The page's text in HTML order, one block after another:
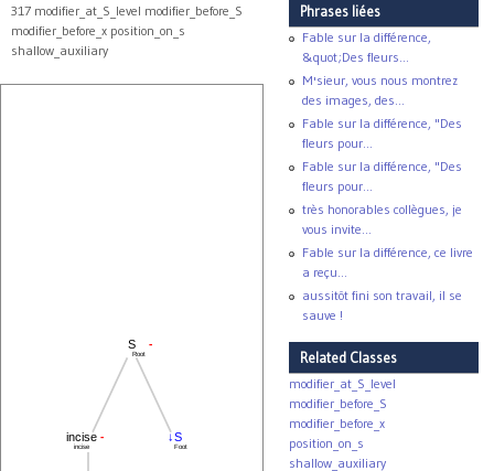
317 modifier_at_S_level modifier_before_S
modifier_before_x position_on_s
shallow_auxiliary
↓S
Foot
incise
incise
-
S
Root
-
Phrases liées
Fable sur la différence,
&quot;Des fleurs...
M'sieur, vous nous montrez
des images, des...
Fable sur la différence, "Des
fleurs pour...
Fable sur la différence, "Des
fleurs pour...
très honorables collègues, je
vous invite...
Fable sur la différence, ce livre
a reçu...
aussitôt fini son travail, il se
sauve !
Related Classes
modifier_at_S_level
modifier_before_S
modifier_before_x
position_on_s
shallow_auxiliary